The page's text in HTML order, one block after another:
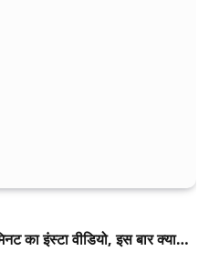
का इंस्टा वीडियो, इस बार क्या…